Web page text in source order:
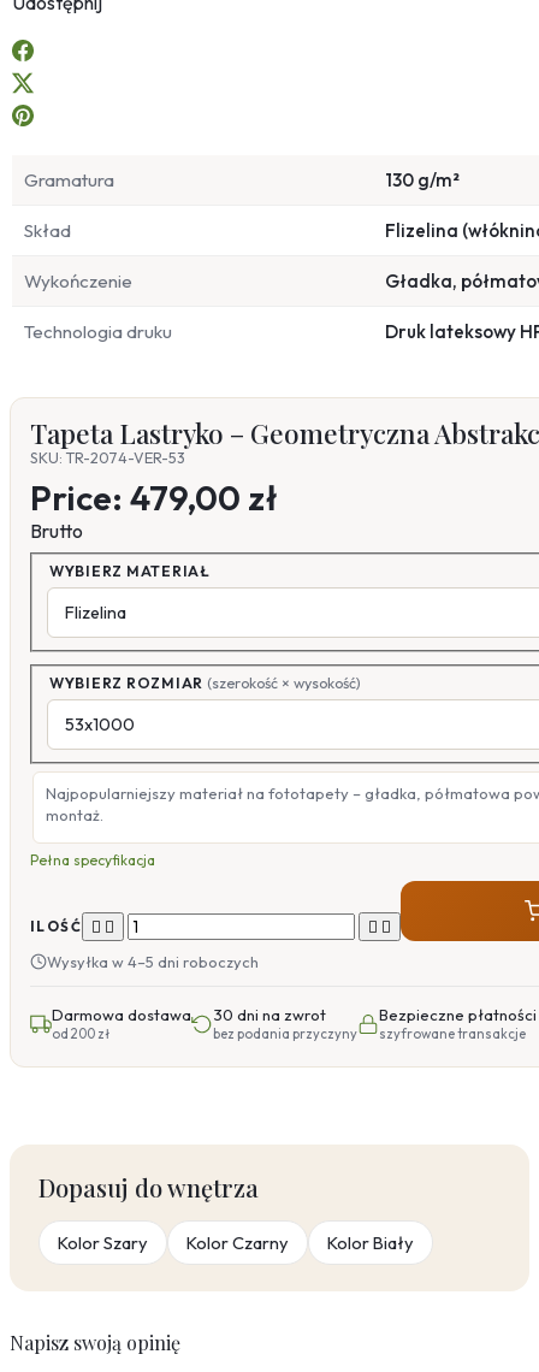
Gramatura 130 g/m²
Skład Flizelina
Wykończenie Gładka,
Technologia druku Druk lateksowy
Tapeta Lastryko – Geometryczna
SKU: TR-2074-VER-53
Price: 479,00 zł
Brutto
WYBIERZ MATERIAŁ
WYBIERZ ROZMIAR (szerokość × wysokość)
Najpopularniejszy materiał na fototapety – gładka, półmatowa
montaż.
Pełna specyfikacja
ILOŚĆ    
Wysyłka w 4–5 dni roboczych
Darmowa dostawa
od 200 zł
30 dni na zwrot
bez podania przyczyny
Bezpieczne płatności
szyfrowane transakcje
Dopasuj do wnętrza
Kolor Szary Kolor Czarny Kolor Biały
Napisz swoją opinię